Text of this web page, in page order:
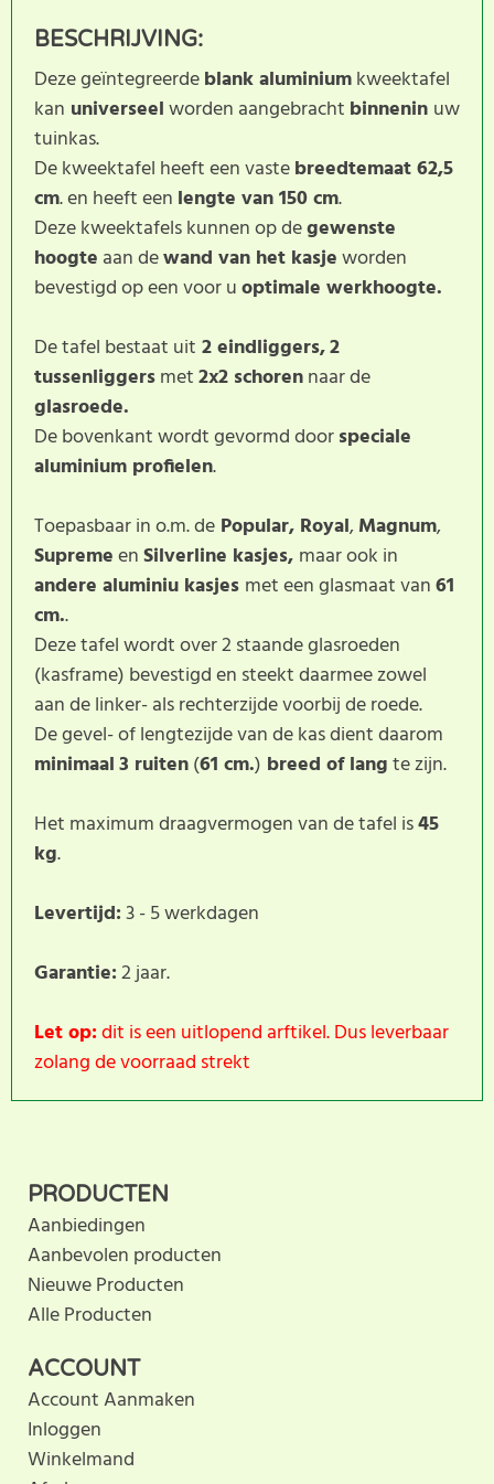
BESCHRIJVING:
Deze geïntegreerdeblank aluminiumkweektafel
kan universeelworden aangebracht binnenin uw
tuinkas.
De kweektafel heeft een vastebreedtemaat 62,5
cm. en heeft een lengte van 150 cm.
Deze kweektafels kunnen op degewenste
hoogte aan dewand van het kasjeworden
bevestigd op een voor uoptimale werkhoogte.
De tafel bestaat uit 2 eindliggers,2
tussenliggersmet2x2 schorennaar de
glasroede.
De bovenkant wordt gevormd doorspeciale
aluminium profielen.
Toepasbaar in o.m. de Popular, Royal,Magnum,
SupremeenSilverline kasjes, maar ook in
andere aluminiu kasjes met een glasmaat van61
cm..
Deze tafel wordt over 2 staande glasroeden
(kasframe) bevestigd en steekt daarmee zowel
aan de linker- als rechterzijde voorbij de roede.
De gevel- of lengtezijde van de kas dient daarom
minimaal3 ruiten(61 cm.) breed of langte zijn.
Het maximum draagvermogen van de tafel is45
kg.
Levertijd:3 - 5 werkdagen
Garantie:2 jaar.
Let op:dit is een uitlopend arftikel. Dus leverbaar
zolang de voorraad strekt
anderen met hun keuze door uw ervaring te delen.
Schrijf als eerste een beoordeling voor dit product.
ACCOUNT
Account Aanmaken
Inloggen
Winkelmand
PRODUCTEN
Aanbiedingen
Aanbevolen producten
Nieuwe Producten
Alle Producten